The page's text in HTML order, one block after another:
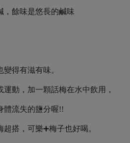
，餘味是悠長的鹹味
得有滋有味。
動，加一顆話梅在水中飲用，
體流失的鹽分喔!!
搭，可樂➕梅子也好喝。